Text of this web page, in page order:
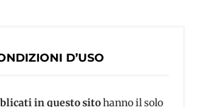
D’USO
in questo sitohanno il solo